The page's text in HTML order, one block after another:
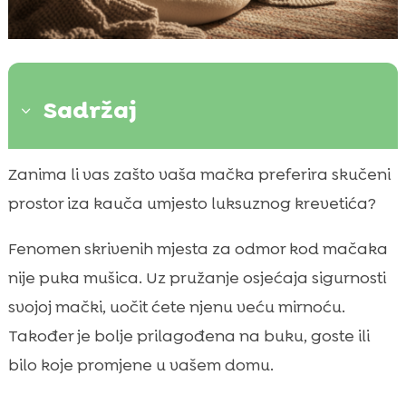
3 Sadržaj
 Zašto mačke vole mirna i skrivena mjesta
 Kako prepoznati da naša mačka traži
 skrivena mjesta za odmor mačke u stanu:
najčešće lokacije koje mačke biraju
 Sigurnost prije svega: koja skrovišta
trebamo izbjegavati

Kako urediti idealno skrovište za odmor kod
Zanima li vas zašto vaša mačka preferira skučeni
prostor iza kauča umjesto luksuznog krevetića?
Fenomen skrivenih mjesta za odmor kod mačaka
nije puka mušica. Uz pružanje osjećaja sigurnosti
svojoj mački, uočit ćete njenu veću mirnoću.
Također je bolje prilagođena na buku, goste ili
bilo koje promjene u vašem domu.